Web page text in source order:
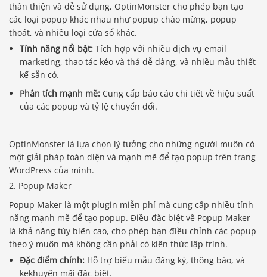
thân thiện và dễ sử dụng, OptinMonster cho phép bạn tạo
các loại popup khác nhau như popup chào mừng, popup
thoát, và nhiều loại cửa sổ khác.
Tính năng nổi bật: Tích hợp với nhiều dịch vụ email
marketing, thao tác kéo và thả dễ dàng, và nhiều mẫu thiết
kế sẵn có.
Phân tích mạnh mẽ: Cung cấp báo cáo chi tiết về hiệu suất
của các popup và tỷ lệ chuyển đổi.
OptinMonster là lựa chọn lý tưởng cho những người muốn có
một giải pháp toàn diện và mạnh mẽ để tạo popup trên trang
WordPress của mình.
2. Popup Maker
Popup Maker là một plugin miễn phí mà cung cấp nhiều tính
năng mạnh mẽ để tạo popup. Điều đặc biệt về Popup Maker
là khả năng tùy biến cao, cho phép bạn điều chỉnh các popup
theo ý muốn mà không cần phải có kiến thức lập trình.
Đặc điểm chính: Hỗ trợ biểu mẫu đăng ký, thông báo, và
kekhuyến mãi đặc biệt.